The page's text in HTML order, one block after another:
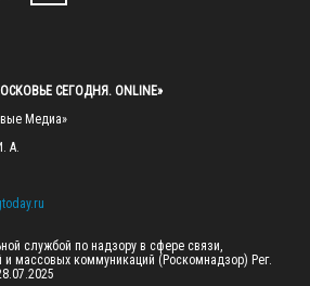
СЕГОДНЯ. ONLINE»
Медиа»
А.
службой по надзору в сфере связи,
и массовых коммуникаций (Роскомнадзор) Рег.